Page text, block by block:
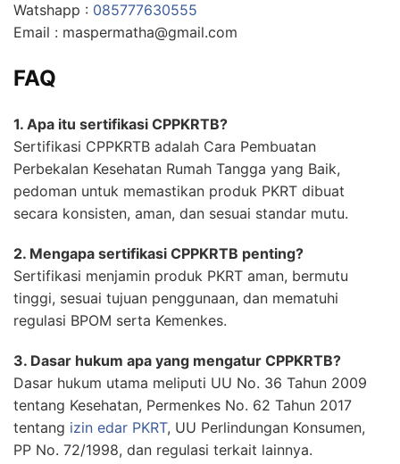
Watshapp : 085777630555
Email : maspermatha@gmail.com
FAQ
1. Apa itu sertifikasi CPPKRTB?
Sertifikasi CPPKRTB adalah Cara Pembuatan
Perbekalan Kesehatan Rumah Tangga yang Baik,
pedoman untuk memastikan produk PKRT dibuat
secara konsisten, aman, dan sesuai standar mutu.
2. Mengapa sertifikasi CPPKRTB penting?
Sertifikasi menjamin produk PKRT aman, bermutu
tinggi, sesuai tujuan penggunaan, dan mematuhi
regulasi BPOM serta Kemenkes.
3. Dasar hukum apa yang mengatur CPPKRTB?
Dasar hukum utama meliputi UU No. 36 Tahun 2009
tentang Kesehatan, Permenkes No. 62 Tahun 2017
tentang izin edar PKRT, UU Perlindungan Konsumen,
PP No. 72/1998, dan regulasi terkait lainnya.